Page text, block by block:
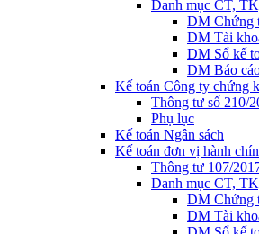
Danh mục CT,
DM Chứng
DM Tài
DM Sổ kế
DM Báo
Kế toán Công ty chứng
Thông tư số 210/
Phụ lục
Kế toán Ngân sách
Kế toán đơn vị hành
Thông tư 107/
Danh mục CT,
DM Chứng
DM Tài